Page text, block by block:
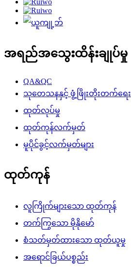
အရည်အသွေးထိန်းချုပ်မှု
QA&QC
သုတေသနနှင့် ဖွံ့ဖြိုးတိုးတက်ရေး
ထုတ်လုပ်မှု
ထုတ်ကုန်လက်မှတ်
မူပိုင်ခွင့်လက်မှတ်များ
ထုတ်ကုန်
လူကြိုက်များသော ထုတ်ကုန်
တက်ကြွသော မိုနိုမော်
စံသတ်မှတ်ထားသော ထုတ်ယူမှု
အရောင်ခြယ်ပစ္စည်း